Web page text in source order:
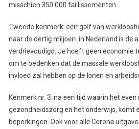
misschien 350.000 faillissementen.
Tweede kenmerk: een golf van
naar de dertig miljoen. in Nederland is de
verdrievoudigd. Je hoeft geen economie
om te bedenken dat de massale
invloed zal hebben op de lonen en
Kenmerk nr. 3: na een tijd waarin het
gezondheidszorg en het onderwijs, komt
beperkingen. Ook voor alle Corona